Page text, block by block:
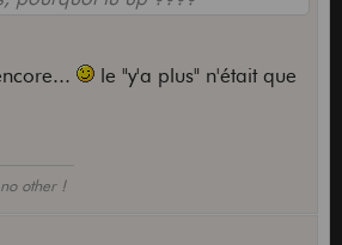
le "y'a plus" n'était que
other !